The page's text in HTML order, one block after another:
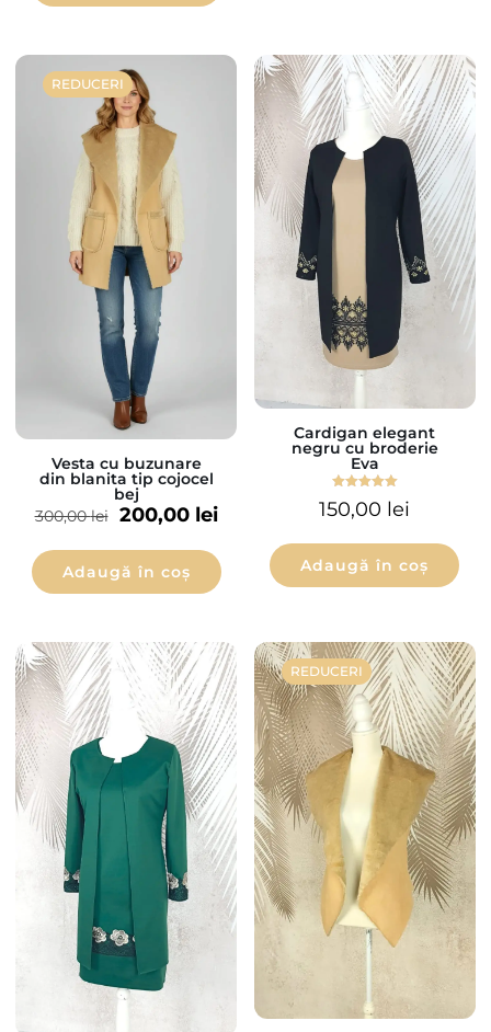
REDUCERI
Vesta cu buzunare
din blanita tip cojocel
bej
300,00lei 200,00 lei
Adaugă în coș
Cardigan elegant
negru cu broderie
Eva
Evaluat la
5.00
din 5
150,00 lei
Adaugă în coș
REDUCERI